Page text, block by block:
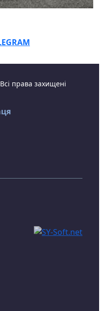
права захищені